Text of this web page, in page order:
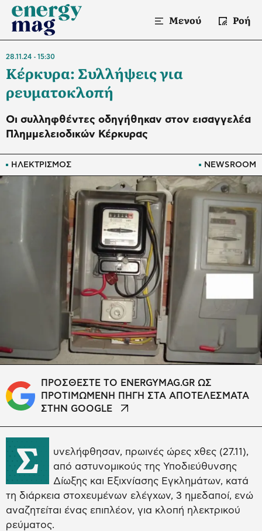
Μενού Ροή
ΗΛΕΚΤΡΙΣΜΟΣ NEWSROOM
28.11.24 15:30
Κέρκυρα: Συλλήψεις για
ρευματοκλοπή
Οι συλληφθέντες οδηγήθηκαν στον εισαγγελέα
Πλημμελειοδικών Κέρκυρας
ΠΡΟΣΘΕΣΤΕ ΤΟ ENERGYMAG.GR ΩΣ
ΠΡΟΤΙΜΩΜΕΝΗ ΠΗΓΗ ΣΤΑ ΑΠΟΤΕΛΕΣΜΑΤΑ
ΣΤΗΝ GOOGLE
Σ
υνελήφθησαν, πρωινές ώρες χθες (27.11),
από αστυνομικούς της Υποδιεύθυνσης
Δίωξης και Εξιχνίασης Εγκλημάτων, κατά
τη διάρκεια στοχευμένων ελέγχων, 3 ημεδαποί, ενώ
αναζητείται ένας επιπλέον, για κλοπή ηλεκτρικού
ρεύματος.